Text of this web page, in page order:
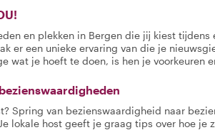
en plekken in Bergen die jij kiest tijdens
er een unieke ervaring van die je
wat je hoeft te doen, is hen je voorkeuren
Spring van bezienswaardigheid naar
lokale host geeft je graag tips over hoe je